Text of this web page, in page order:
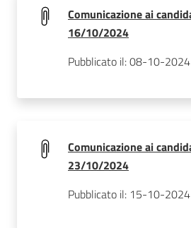
Comunicazione ai
16/10/2024
Pubblicato il: 08-10-2024
Comunicazione ai
23/10/2024
Pubblicato il: 15-10-2024